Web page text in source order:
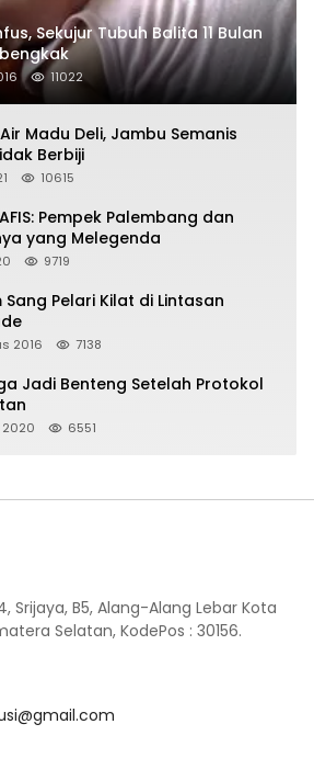
Sekujur Tubuh Balita 11 Bulan
11022
Madu Deli, Jambu Semanis
Berbiji
10615
Pempek Palembang dan
yang Melegenda
9719
Sang Pelari Kilat di Lintasan
2016 7138
Jadi Benteng Setelah Protokol
2020 6551
Srijaya, B5, Alang-Alang Lebar Kota
Selatan, KodePos : 30156.